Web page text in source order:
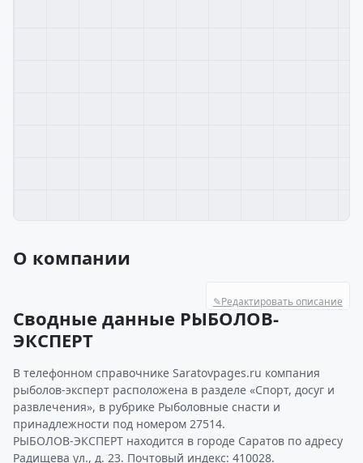
О компании
✎Редактировать описание
Сводные данные РЫБОЛОВ-
ЭКСПЕРТ
В телефонном справочнике Saratovpages.ru компания
рыболов-эксперт расположена в разделе «Спорт, досуг и
развлечения», в рубрике Рыболовные снасти и
принадлежности под номером 27514.
РЫБОЛОВ-ЭКСПЕРТ находится в городе Саратов по адресу
Радищева ул., д. 23. Почтовый индекс: 410028.